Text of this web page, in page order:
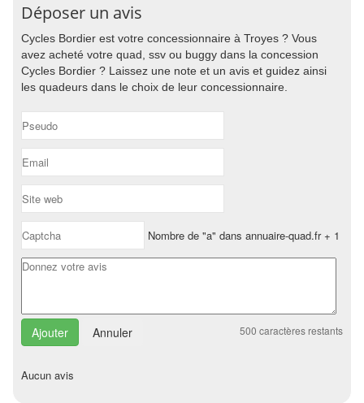
Déposer un avis
Cycles Bordier est votre concessionnaire à Troyes ? Vous
avez acheté votre quad, ssv ou buggy dans la concession
Cycles Bordier ? Laissez une note et un avis et guidez ainsi
les quadeurs dans le choix de leur concessionnaire.
Nombre de "a" dans annuaire-quad.fr + 1
Annuler 500 caractères restants
Aucun avis